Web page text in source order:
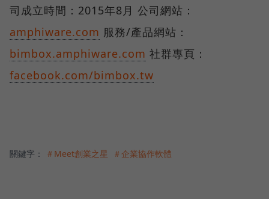
司成立時間：2015年8月 公司網站：
amphiware.com 服務/產品網站：
bimbox.amphiware.com 社群專頁：
facebook.com/bimbox.tw
關鍵字： ＃Meet創業之星 ＃企業協作軟體